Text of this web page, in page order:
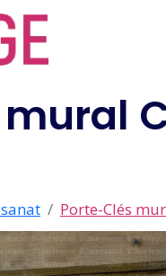
Porte-Clés